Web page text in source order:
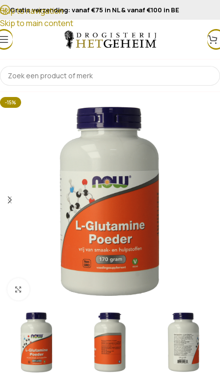
Skip to navigation
Skip to main content
Gratis verzending: vanaf €75 in NL & vanaf €100 in BE
-15%
Klik om te vergroten